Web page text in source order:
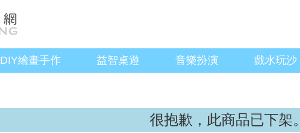
DIY繪畫手作 益智桌遊 音樂扮演 戲水玩沙
很抱歉，此商品已下架。